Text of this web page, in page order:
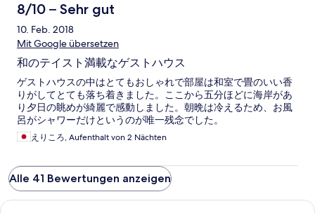
8/10 – Sehr gut
10. Feb. 2018
Mit Google übersetzen
和のテイスト満載なゲストハウス
ゲストハウスの中はとてもおしゃれで部屋は和室で畳のいい香
りがしてとても落ち着きました。ここから五分ほどに海岸があ
り夕日の眺めが綺麗で感動しました。朝晩は冷えるため、お風
呂がシャワーだけというのが唯一残念でした。
えりころ, Aufenthalt von 2 Nächten
Alle 41 Bewertungen anzeigen